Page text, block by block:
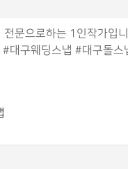
문으로하는 1인작가입
구웨딩스냅 #대구돌